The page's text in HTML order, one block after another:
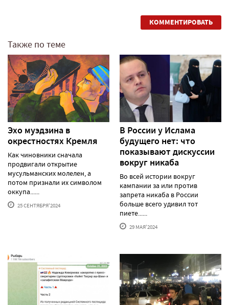
КОММЕНТИРОВАТЬ
Также по теме
Эхо муэдзина в
окрестностях Кремля
Как чиновники сначала
продвигали открытие
мусульманских молелен, а
потом признали их символом
оккупа......
25 СЕНТЯБРЯ'2024
В России у Ислама
будущего нет: что
показывают дискуссии
вокруг никаба
Во всей истории вокруг
кампании за или против
запрета никаба в России
больше всего удивил тот
пиете......
29 МАЯ'2024